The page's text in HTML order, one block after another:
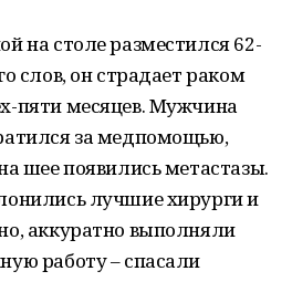
на столе разместился 62-
слов, он страдает раком
пяти месяцев. Мужчина
за медпомощью,
шее появились метастазы.
лучшие хирурги и
аккуратно выполняли
работу – спасали